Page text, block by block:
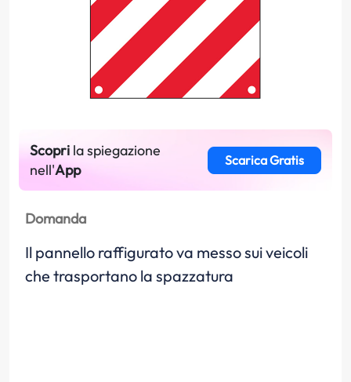
Scopri la spiegazione
nell'App
Scarica Gratis
Domanda
Il pannello raffigurato va messo sui veicoli
che trasportano la spazzatura